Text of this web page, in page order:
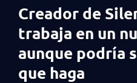
Creador de
trabaja en un
aunque podría
que haga